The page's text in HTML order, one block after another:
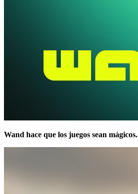
Wand hace que los juegos sean mágicos.